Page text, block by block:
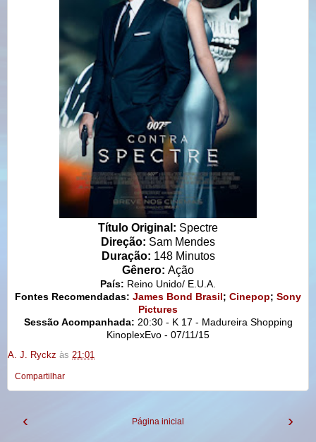
Título Original: Spectre
Direção: Sam Mendes
Duração: 148 Minutos
Gênero: Ação
País: Reino Unido/ E.U.A.
Fontes Recomendadas: James Bond Brasil; Cinepop; Sony
Pictures
Sessão Acompanhada: 20:30 - K 17 - Madureira Shopping
KinoplexEvo - 07/11/15
A. J. Ryckz às 21:01
Compartilhar
‹ ›
Página inicial